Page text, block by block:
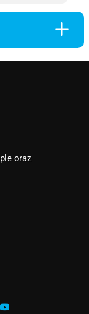
L
oraz